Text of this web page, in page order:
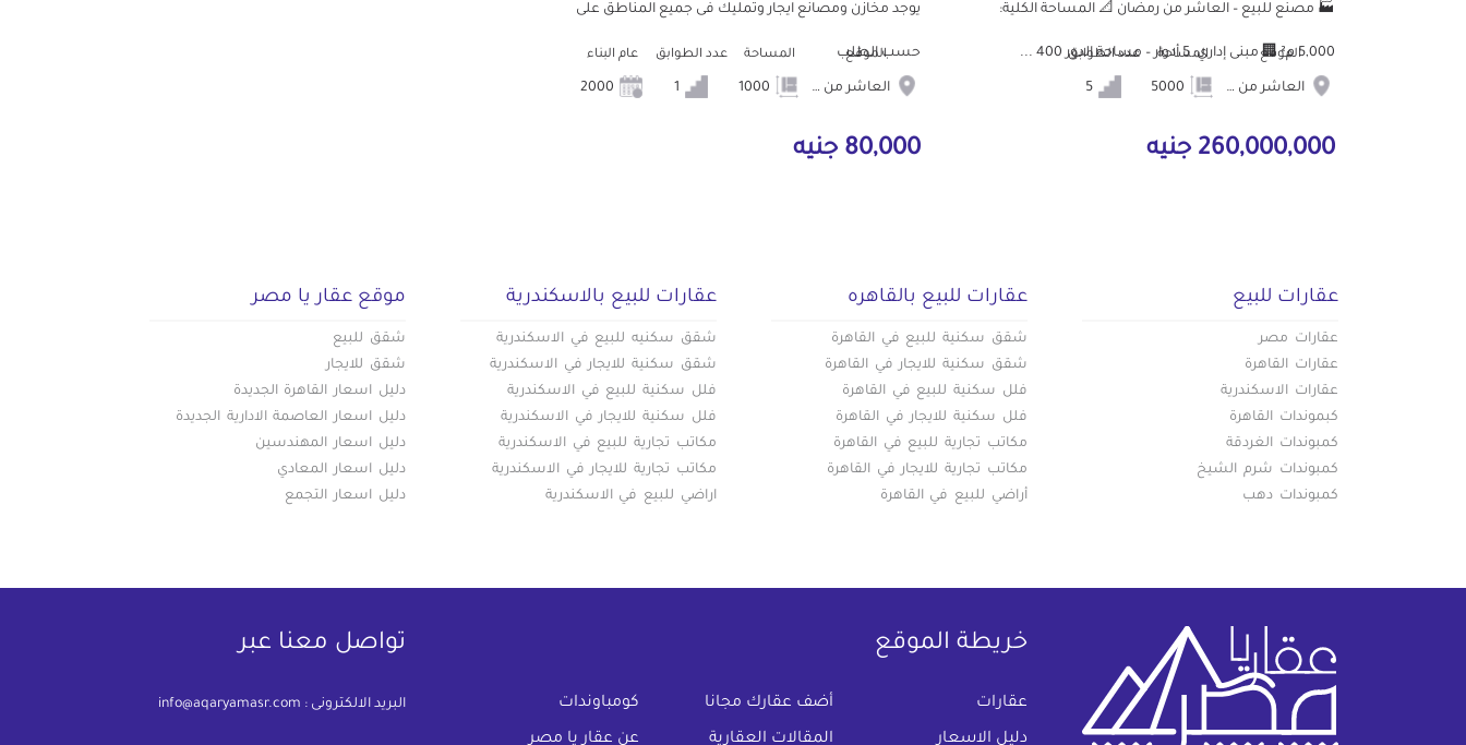
🏭 مصنع للبيع – العاشر من رمضان 📐 المساحة الكلية:
5,000 م² 🏢 مبنى إداري: 5 أدوار – مساحة الدور 400 ...الموقع
العاشر من رمضان
المساحة عدد الطوابق
5
260,000,000 جنيه
يوجد مخازن ومصانع ايجار وتمليك فى جميع المناطق على
حسب الطلب
الموقع
العاشر من رمضان
المساحة عدد الطوابق عام البناء
80,000 جنيه
عقارات للبيع
عقارات مصر
عقارات القاهرة
عقارات الاسكندرية
كبموندات القاهرة
كمبوندات الغردقة
كمبوندات شرم الشيخ
كمبوندات دهب
عقارات للبيع بالقاهره
شقق سكنية للبيع في القاهرة
شقق سكنية للايجار في القاهرة
فلل سكنية للبيع في القاهرة
فلل سكنية للايجار في القاهرة
مكاتب تجارية للبيع في القاهرة
مكاتب تجارية للايجار في القاهرة
أراضي للبيع في القاهرة
عقارات للبيع بالاسكندرية
شقق سكنيه للبيع في الاسكندرية
شقق سكنية للايجار في الاسكندرية
فلل سكنية للبيع في الاسكندرية
فلل سكنية للايجار في الاسكندرية
مكاتب تجارية للبيع في الاسكندرية
مكاتب تجارية للايجار في الاسكندرية
اراضي للبيع في الاسكندرية
موقع عقار يا مصر
شقق للبيع
شقق للايجار
دليل اسعار القاهرة الجديدة
دليل اسعار العاصمة الادارية الجديدة
دليل اسعار المهندسين
دليل اسعار المعادي
دليل اسعار التجمع
خريطة الموقع
عقارات أضف عقارك مجانا كومباوندات
دليل الاسعار المقالات العقارية عن عقار يا مصر
تواصل معنا عبر
البريد الالكترونى : info@aqaryamasr.com